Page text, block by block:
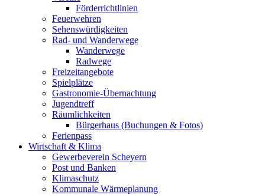
Förderrichtlinien
Feuerwehren
Sehenswürdigkeiten
Rad- und Wanderwege
Wanderwege
Radwege
Freizeitangebote
Spielplätze
Gastronomie-Übernachtung
Jugendtreff
Räumlichkeiten
Bürgerhaus (Buchungen & Fotos)
Ferienpass
Wirtschaft & Klima
Gewerbeverein Scheyern
Post und Banken
Klimaschutz
Kommunale Wärmeplanung